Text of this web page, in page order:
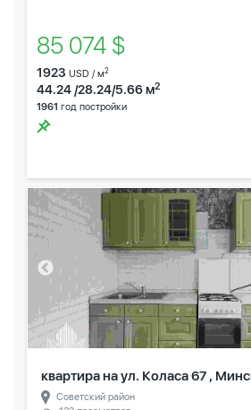
85 074 $
1923 USD / м2
44.24 /28.24/5.66 м2
1961 год постройки
квартира на ул. Коласа 67 ,
Советский район